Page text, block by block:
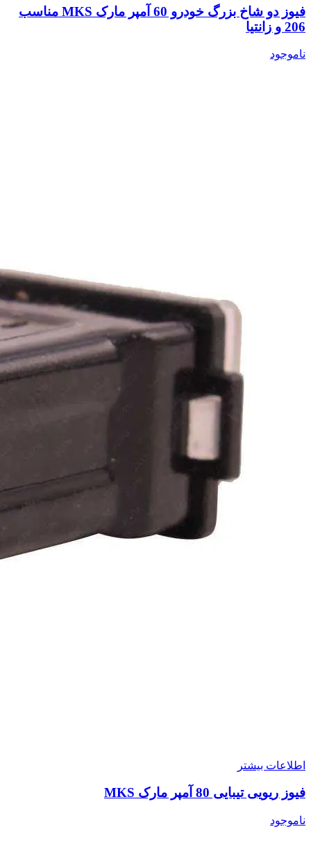
فیوز دو شاخ بزرگ خودرو 60 آمپر مارک MKS مناسب
206 و زانتیا
ناموجود
اطلاعات بیشتر
فیوز ریویی تیبایی 80 آمپر مارک MKS
ناموجود